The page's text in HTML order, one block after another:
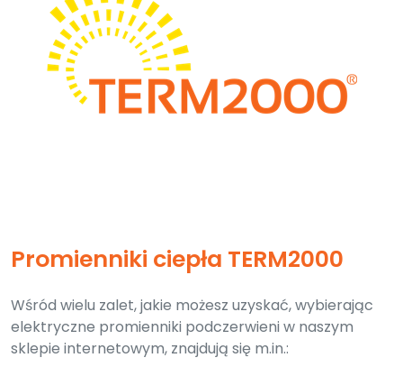
Promienniki ciepła TERM2000
Wśród wielu zalet, jakie możesz uzyskać, wybierając
elektryczne promienniki podczerwieni w naszym
sklepie internetowym, znajdują się m.in.: